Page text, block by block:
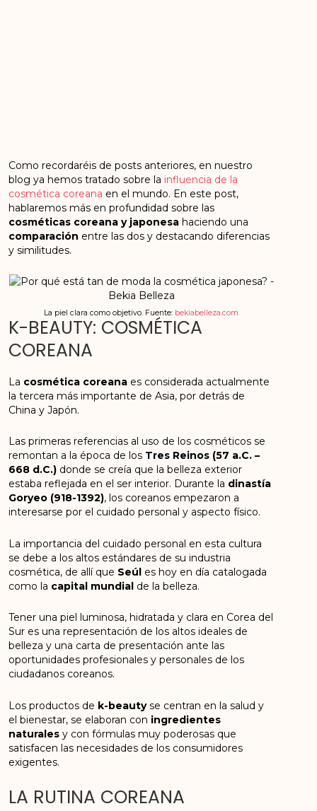
Como recordaréis de posts anteriores, en nuestro
blog ya hemos tratado sobre la influencia de la
cosmética coreana en el mundo. En este post,
hablaremos más en profundidad sobre las
cosméticas coreana y japonesa haciendo una
comparación entre las dos y destacando diferencias
y similitudes.
La piel clara como objetivo. Fuente: bekiabelleza.com
K-BEAUTY: COSMÉTICA
COREANA
La cosmética coreana es considerada actualmente
la tercera más importante de Asia, por detrás de
China y Japón.
Las primeras referencias al uso de los cosméticos se
remontan a la época de los Tres Reinos (57 a.C. –
668 d.C.) donde se creía que la belleza exterior
estaba reflejada en el ser interior. Durante la dinastía
Goryeo (918-1392), los coreanos empezaron a
interesarse por el cuidado personal y aspecto físico.
La importancia del cuidado personal en esta cultura
se debe a los altos estándares de su industria
cosmética, de allí que Seúl es hoy en día catalogada
como la capital mundial de la belleza.
Tener una piel luminosa, hidratada y clara en Corea del
Sur es una representación de los altos ideales de
belleza y una carta de presentación ante las
oportunidades profesionales y personales de los
ciudadanos coreanos.
Los productos de k-beautyse centran en la salud y
el bienestar, se elaboran con ingredientes
naturales y con fórmulas muy poderosas que
satisfacen las necesidades de los consumidores
exigentes.
LA RUTINA COREANA